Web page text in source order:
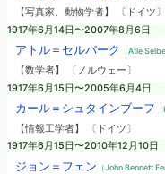
【写真家、動物学者】 〔ドイツ〕
1917年6月14日〜2007年8月6日
アトル＝セルバーク （Atle
【数学者】 〔ノルウェー〕
1917年6月15日〜2005年6月4日
カール＝シュタインブーフ
【情報工学者】 〔ドイツ〕
1917年6月15日〜2010年12月10日
ジョン＝フェン （John Bennett